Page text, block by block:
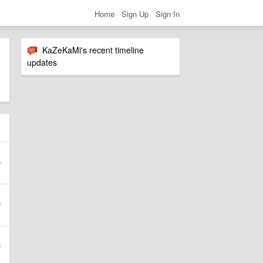
Home Sign Up Sign In
KaZeKaMi's recent timeline
updates